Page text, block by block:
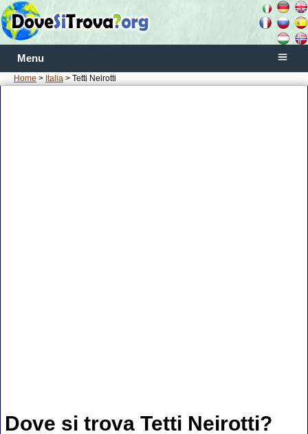
Menu
Home > Italia > Tetti Neirotti
Dove si trova Tetti Neirotti?